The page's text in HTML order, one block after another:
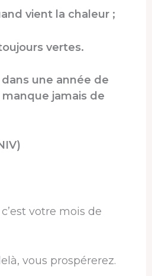
vient la chaleur ;
vertes.
dans une année de
jamais de
votre mois de
vous prospérerez.